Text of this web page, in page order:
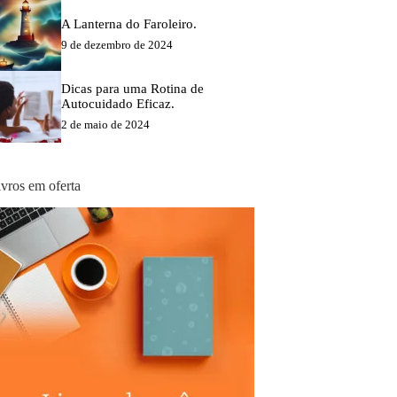
A Lanterna do Faroleiro.
9 de dezembro de 2024
Dicas para uma Rotina de
Autocuidado Eficaz.
2 de maio de 2024
em oferta